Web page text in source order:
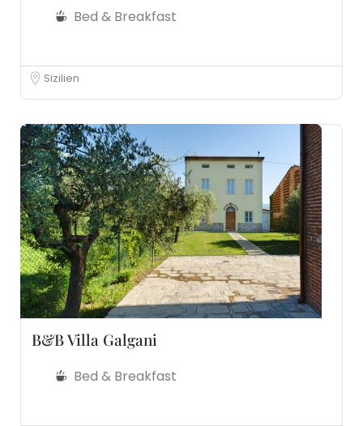
Bed & Breakfast
Sizilien
B&B Villa Galgani
Bed & Breakfast